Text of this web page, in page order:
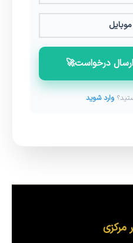
درخواست🚀
وارد شوید
مرکزی